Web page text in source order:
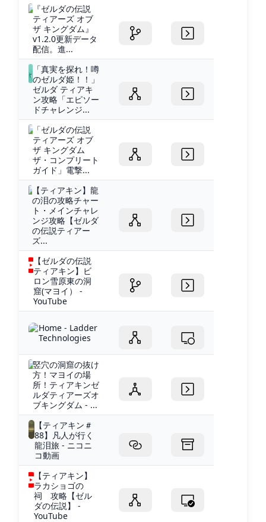
『ゼルダの伝説
ティアーズ オブ
ザ キングダム』
v1.2.0更新データ
配信。進...
「真実を探れ！噂
のゼルダ姫！！」
ゼルダ ティアキ
ン攻略「エピソー
ドチャレンジ...
「ゼルダの伝説
ティアーズ オブ
ザ キングダム
ザ・コンプリート
ガイド」電撃...
【ティアキン】龍
の泪の攻略チャー
ト・メインチャレ
ンジ攻略【ゼルダ
の伝説ティアー
ズ...
【ゼルダの伝説
ティアキン】ビ
ロン雪原東の洞
窟(マヨイ） -
YouTube
Home - Ladder
Technologies
竪穴の洞窟の抜け
方！マヨイの場
所！ティアキンゼ
ルダティアーズオ
ブキングダム - ...
【ティアキン＃
88】凡人が行く
龍泪旅 - ニコニ
コ動画
【ティアキン】
ラカショゴの
祠 攻略【ゼル
ダの伝説】 -
YouTube